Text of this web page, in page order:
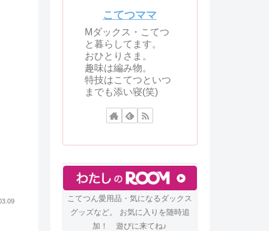
こてつママ
Mダックス・こてつ
と暮らしてます。
おひとりさま。
趣味は編み物。
特技はこてつといつ
までも添い寝(笑)
こてつん愛用品・気になるダックス
グッズなど。 お気に入りを随時追
加！ 遊びに来てね♪